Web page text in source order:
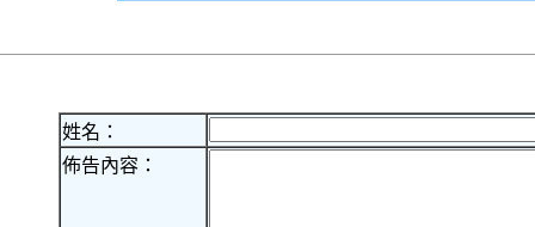
姓名：
佈告內容：